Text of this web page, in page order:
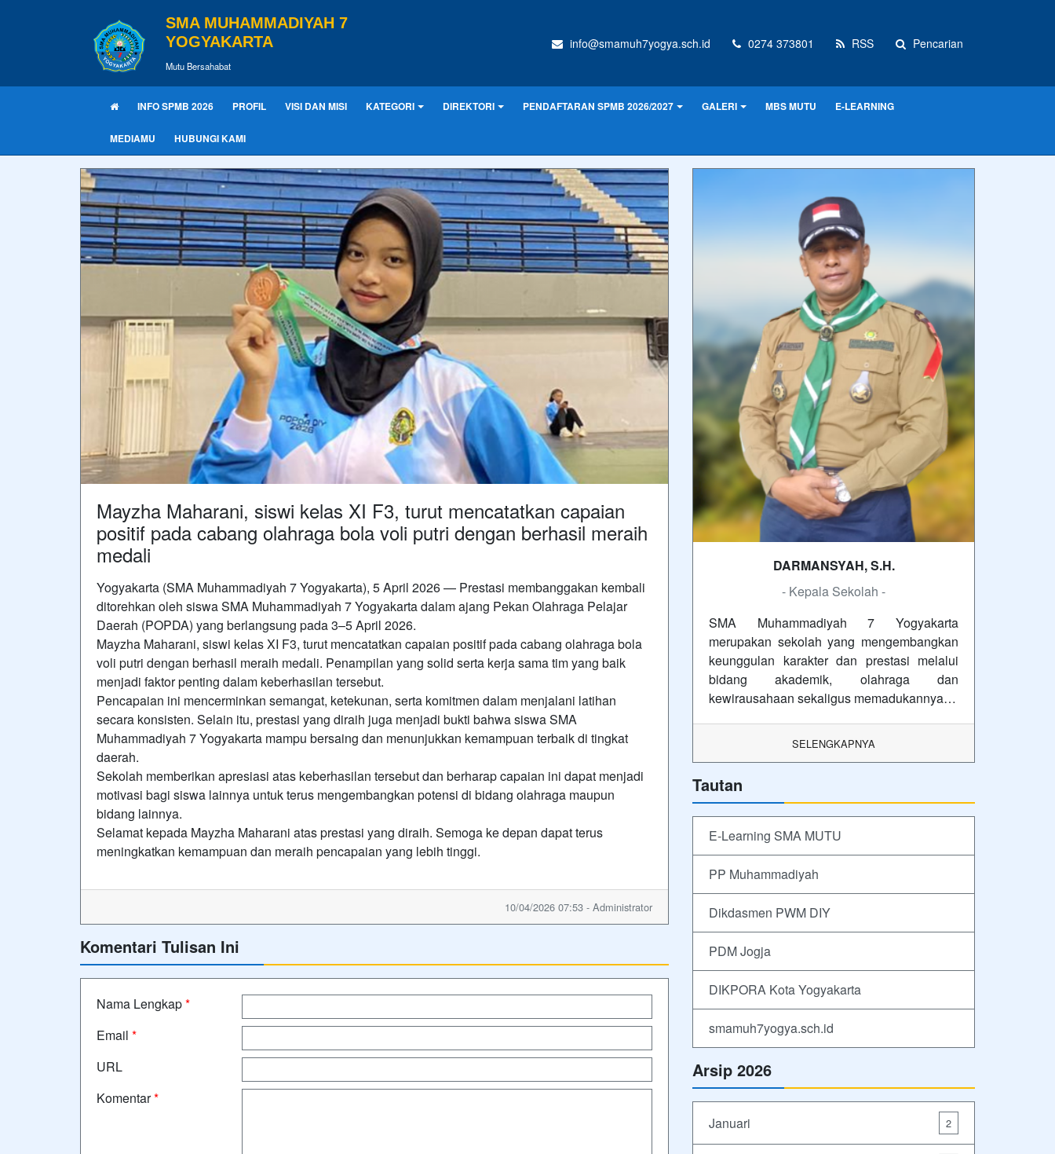
SMA MUHAMMADIYAH 7
YOGYAKARTA
Mutu Bersahabat
info@smamuh7yogya.sch.id 0274 373801 RSS Pencarian
INFO SPMB 2026 PROFIL VISI DAN MISI KATEGORI DIREKTORI PENDAFTARAN SPMB 2026/2027 GALERI MBS MUTU E-LEARNING
MEDIAMU HUBUNGI KAMI
Mayzha Maharani, siswi kelas XI F3, turut mencatatkan capaian
positif pada cabang olahraga bola voli putri dengan berhasil meraih
medali
Yogyakarta (SMA Muhammadiyah 7 Yogyakarta), 5 April 2026 — Prestasi membanggakan kembali
ditorehkan oleh siswa SMA Muhammadiyah 7 Yogyakarta dalam ajang Pekan Olahraga Pelajar
Daerah (POPDA) yang berlangsung pada 3–5 April 2026.
Mayzha Maharani, siswi kelas XI F3, turut mencatatkan capaian positif pada cabang olahraga bola
voli putri dengan berhasil meraih medali. Penampilan yang solid serta kerja sama tim yang baik
menjadi faktor penting dalam keberhasilan tersebut.
Pencapaian ini mencerminkan semangat, ketekunan, serta komitmen dalam menjalani latihan
secara konsisten. Selain itu, prestasi yang diraih juga menjadi bukti bahwa siswa SMA
Muhammadiyah 7 Yogyakarta mampu bersaing dan menunjukkan kemampuan terbaik di tingkat
daerah.
Sekolah memberikan apresiasi atas keberhasilan tersebut dan berharap capaian ini dapat menjadi
motivasi bagi siswa lainnya untuk terus mengembangkan potensi di bidang olahraga maupun
bidang lainnya.
Selamat kepada Mayzha Maharani atas prestasi yang diraih. Semoga ke depan dapat terus
meningkatkan kemampuan dan meraih pencapaian yang lebih tinggi.
10/04/2026 07:53 - Administrator
Komentari Tulisan Ini
Nama Lengkap*
Email *
URL
Komentar*
DARMANSYAH, S.H.
- Kepala Sekolah -
SMA Muhammadiyah 7 Yogyakarta
merupakan sekolah yang mengembangkan
keunggulan karakter dan prestasi melalui
bidang akademik, olahraga dan
kewirausahaan sekaligus memadukannya…
SELENGKAPNYA
Tautan
E-Learning SMA MUTU
PP Muhammadiyah
Dikdasmen PWM DIY
PDM Jogja
DIKPORA Kota Yogyakarta
smamuh7yogya.sch.id
Arsip 2026
Januari 2